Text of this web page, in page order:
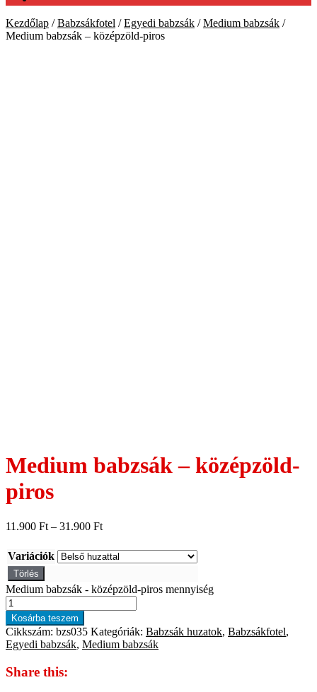
Kezdőlap /Babzsákfotel /Egyedi babzsák /Medium babzsák /
Medium babzsák – középzöld-piros
Medium babzsák – középzöld-
piros
11.900 Ft – 31.900 Ft
Variációk
Törlés
Medium babzsák - középzöld-piros mennyiség
Kosárba teszem
Cikkszám: bzs035 Kategóriák: Babzsák huzatok, Babzsákfotel,
Egyedi babzsák, Medium babzsák
Share this: